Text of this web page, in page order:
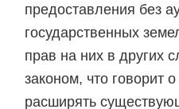
предоставления без
государственных
прав на них в других
законом, что говорит
расширять